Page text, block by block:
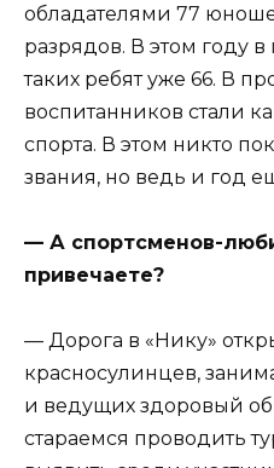
обладателями 77
разрядов. В этом году
таких ребят уже 66. В
воспитанников стали
спорта. В этом никто
звания, но ведь и год
— А спортсменов-
привечаете?
— Дорога в «Нику»
красносулинцев,
и ведущих здоровый
стараемся проводить